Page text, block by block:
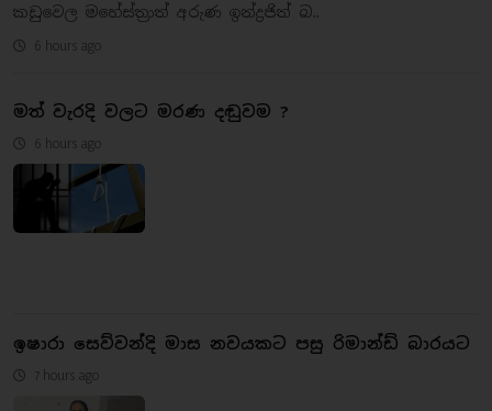
කඩුවෙල මහේස්ත්‍රාත් අරුණ ඉන්ද්‍රජිත් බ..
6 hours ago
මත් වැරදි වලට මරණ දඬුවම ?
6 hours ago
ඉෂාරා සෙව්වන්දි මාස නවයකට පසු රිමාන්ඩ් බාරයට
7 hours ago